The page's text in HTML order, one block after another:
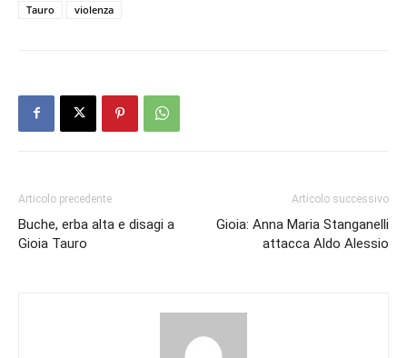
Tauro violenza
Articolo precedente
Buche, erba alta e disagi a
Gioia Tauro
Articolo successivo
Gioia: Anna Maria Stanganelli
attacca Aldo Alessio